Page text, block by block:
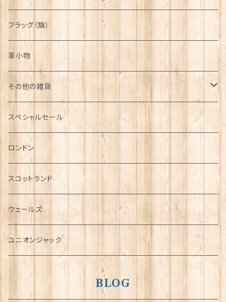
フラッグ（旗）
革小物
その他の雑貨
ミニカー
チャーム
犬グッズ
傘
指貫(シンブル)
スペシャルセール
ロンドン
スコットランド
ウェールズ
ユニオンジャック
BLOG